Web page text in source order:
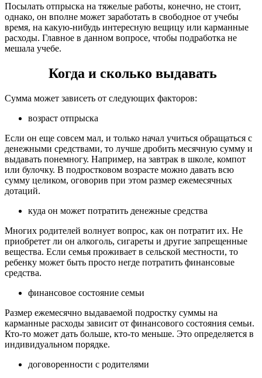
Посылать отпрыска на тяжелые работы, конечно, не стоит,
однако, он вполне может заработать в свободное от учебы
время, на какую-нибудь интересную вещицу или карманные
расходы. Главное в данном вопросе, чтобы подработка не
мешала учебе.
Когда и сколько выдавать
Сумма может зависеть от следующих факторов:
возраст отпрыска
Если он еще совсем мал, и только начал учиться обращаться с
денежными средствами, то лучше дробить месячную сумму и
выдавать понемногу. Например, на завтрак в школе, компот
или булочку. В подростковом возрасте можно давать всю
сумму целиком, оговорив при этом размер ежемесячных
дотаций.
куда он может потратить денежные средства
Многих родителей волнует вопрос, как он потратит их. Не
приобретет ли он алкоголь, сигареты и другие запрещенные
вещества. Если семья проживает в сельской местности, то
ребенку может быть просто негде потратить финансовые
средства.
финансовое состояние семьи
Размер ежемесячно выдаваемой подростку суммы на
карманные расходы зависит от финансового состояния семьи.
Кто-то может дать больше, кто-то меньше. Это определяется в
индивидуальном порядке.
договоренности с родителями